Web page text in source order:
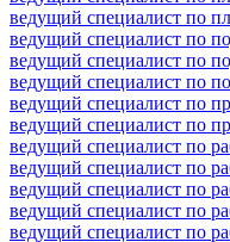
ведущий специалист по
ведущий специалист по
ведущий специалист по
ведущий специалист по
ведущий специалист по
ведущий специалист по
ведущий специалист по
ведущий специалист по
ведущий специалист по
ведущий специалист по
ведущий специалист по